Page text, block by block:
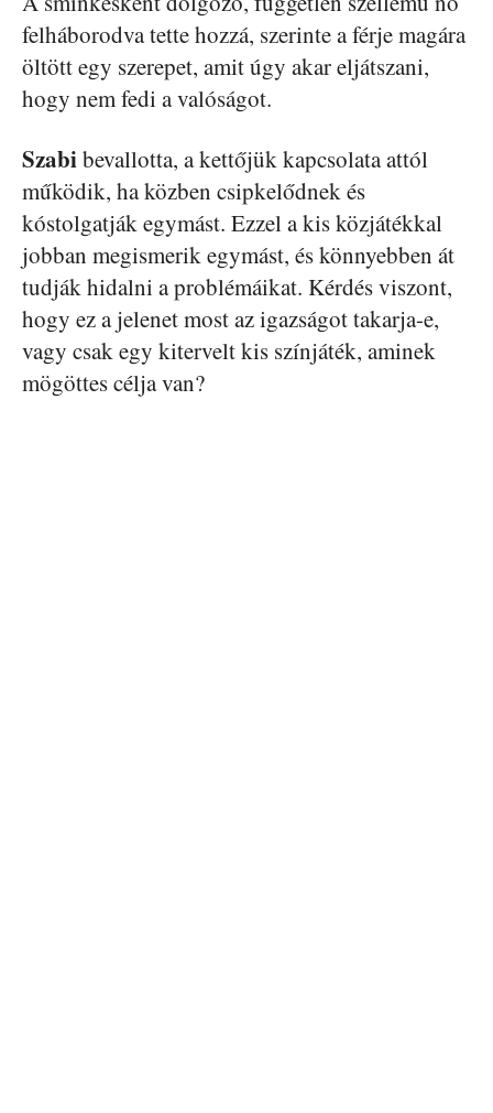
felháborodva tette hozzá, szerinte a férje magára
öltött egy szerepet, amit úgy akar eljátszani,
hogy nem fedi a valóságot.
Szabibevallotta, a kettőjük kapcsolata attól
működik, ha közben csipkelődnek és
kóstolgatják egymást. Ezzel a kis közjátékkal
jobban megismerik egymást, és könnyebben át
tudják hidalni a problémáikat. Kérdés viszont,
hogy ez a jelenet most az igazságot takarja-e,
vagy csak egy kitervelt kis színjáték, aminek
mögöttes célja van?